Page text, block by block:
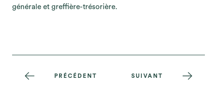
générale et greffière-trésorière.
PRÉCÉDENT SUIVANT